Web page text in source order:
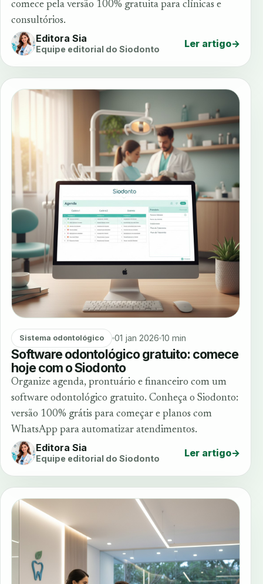
comece pela versão 100% gratuita para clínicas e
consultórios.
Editora Sia
Equipe editorial do Siodonto Ler artigo→
Sistema odontológico 01 jan 2026 10 min
Software odontológico gratuito: comece
hoje com o Siodonto
Organize agenda, prontuário e financeiro com um
software odontológico gratuito. Conheça o Siodonto:
versão 100% grátis para começar e planos com
WhatsApp para automatizar atendimentos.
Editora Sia
Equipe editorial do Siodonto Ler artigo→